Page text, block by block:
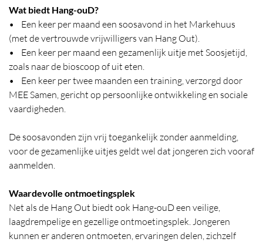
Wat biedt Hang-ouD?
• Een keer per maand een soosavond in het Markehuus
(met de vertrouwde vrijwilligers van Hang Out).
• Een keer per maand een gezamenlijk uitje met Soosjetijd,
zoals naar de bioscoop of uit eten.
• Een keer per twee maanden een training, verzorgd door
MEE Samen, gericht op persoonlijke ontwikkeling en sociale
vaardigheden.
De soosavonden zijn vrij toegankelijk zonder aanmelding,
voor de gezamenlijke uitjes geldt wel dat jongeren zich vooraf
aanmelden.
Waardevolle ontmoetingsplek
Net als de Hang Out biedt ook Hang-ouD een veilige,
laagdrempelige en gezellige ontmoetingsplek. Jongeren
kunnen er anderen ontmoeten, ervaringen delen, zichzelf